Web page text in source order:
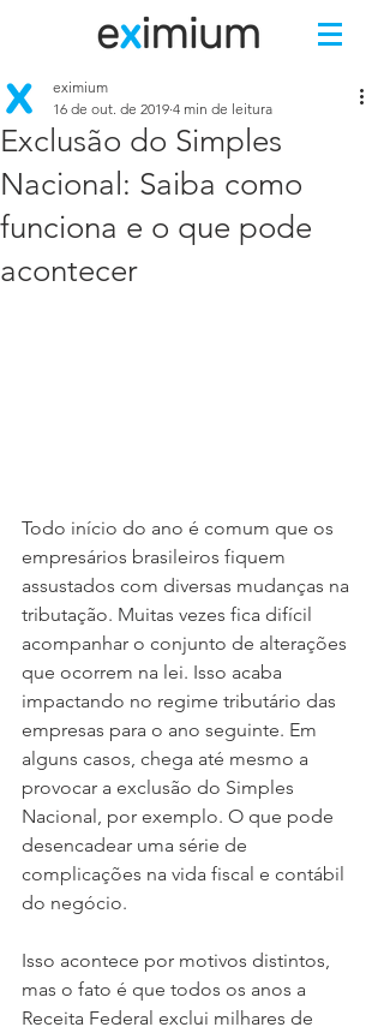
Exclusão do Simples
Nacional: Saiba como
funciona e o que pode
acontecer
eximium
16 de out. de 2019 4 min de leitura
Todo início do ano é comum que os
empresários brasileiros fiquem
assustados com diversas mudanças na
tributação. Muitas vezes fica difícil
acompanhar o conjunto de alterações
que ocorrem na lei. Isso acaba
impactando no regime tributário das
empresas para o ano seguinte. Em
alguns casos, chega até mesmo a
provocar a exclusão do Simples
Nacional, por exemplo. O que pode
desencadear uma série de
complicações na vida fiscal e contábil
do negócio.
Isso acontece por motivos distintos,
mas o fato é que todos os anos a
Receita Federal exclui milhares de